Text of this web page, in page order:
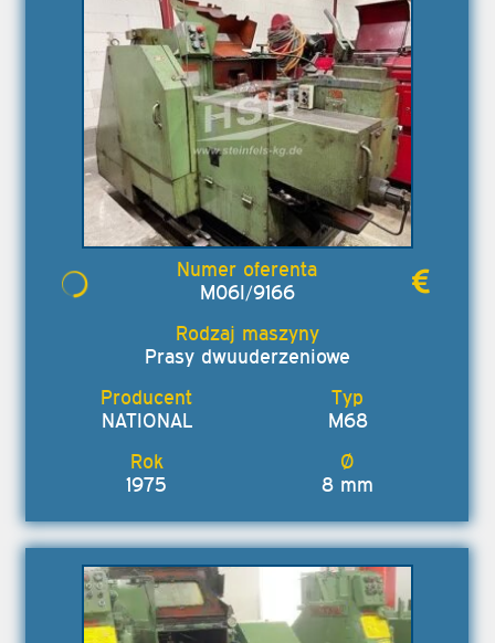
M06I/9166
Prasy dwuuderzeniowe
NATIONAL M68
1975 8 mm